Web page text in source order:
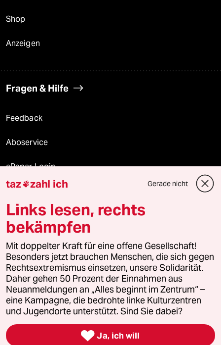
Shop
Anzeigen
Fragen & Hilfe
Feedback
Aboservice
ePaper Login
Downloads für Abonnierende
© 2026 taz Verlags und Vertriebs GmbH
Alle Rechte vorbehalten. Bei rechtlichen Fragen oder für Genehmigungen
wenden Sie sich bitte an
lizenzen@taz.de
Feedback Redaktionsstatut Kommune-Richtlinien
Leitlinie Informant Datenschutz Impressum AGB
Seitenwende Einwilligungen widerrufen (Ads)
taz zahl ich Gerade nicht
Links lesen, rechts
bekämpfen
Mit doppelter Kraft für eine offene Gesellschaft!
Besonders jetzt brauchen Menschen, die sich gegen
Rechtsextremismus einsetzen, unsere Solidarität.
Daher gehen 50 Prozent der Einnahmen aus
Neuanmeldungen an „Alles beginnt im Zentrum“ –
eine Kampagne, die bedrohte linke Kulturzentren
und Jugendorte unterstützt. Sind Sie dabei?
 Ja, ich will